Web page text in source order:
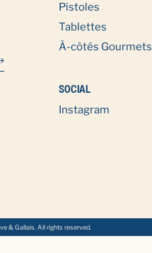
Pistoles
Tablettes
À-côtés Gourmets
SOCIAL
Instagram
& Gallais. All rights reserved.